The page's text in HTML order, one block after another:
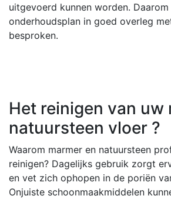
uitgevoerd kunnen worden.
onderhoudsplan in goed overleg
besproken.
Het reinigen van uw
natuursteen vloer ?
Waarom marmer en natuursteen
reinigen? Dagelijks gebruik zorgt
en vet zich ophopen in de poriën
Onjuiste schoonmaakmiddelen